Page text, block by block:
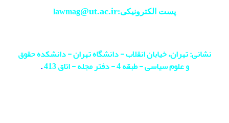
پست الکترونیکی:lawmag@ut.ac.ir
نشانی: تهران، خیابان انقلاب - دانشگاه تهران - دانشکده حقوق
و علوم سیاسی - طبقه 4 - دفتر مجله - اتاق 413
.